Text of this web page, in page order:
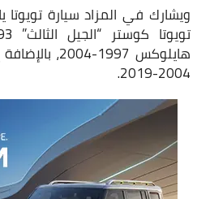
هايلوکس
2004-2019.